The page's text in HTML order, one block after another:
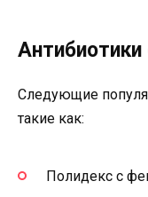
Следующие
такие как:
Полидекс с